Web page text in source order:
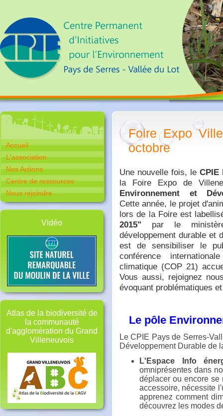
Accueil
L'association
Nos Actions
Centre de ressources
Nous rejoindre
Vidéo
Atlas de la biodiversité de
la communauté
d'agglomération du Grand
Villeneuvois
Foire Expo
octobre
Une nouvelle fois, leCPIE
la Foire Expo de
Environnement et
Cette année, le projet
lors de la Foire est
2015" par le
développement durable et
est de sensibiliser le
conférence
climatique (COP 21)
Vous aussi, rejoignez
évoquant problématiques
Le pôle
Le CPIE Pays de Serres-
Développement Durable de
L'Espace Info
omniprésentes dans
déplacer ou encore se
accessoire, nécessite
apprenez comment
découvrez les modes